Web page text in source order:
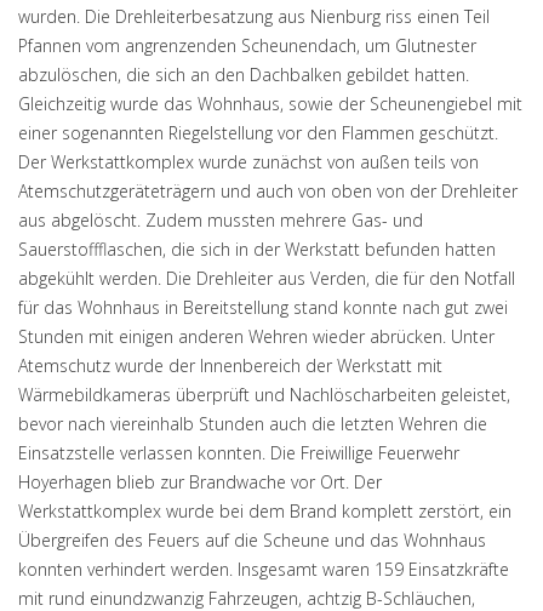
wurden. Die Drehleiterbesatzung aus Nienburg riss einen Teil
Pfannen vom angrenzenden Scheunendach, um Glutnester
abzulöschen, die sich an den Dachbalken gebildet hatten.
Gleichzeitig wurde das Wohnhaus, sowie der Scheunengiebel mit
einer sogenannten Riegelstellung vor den Flammen geschützt.
Der Werkstattkomplex wurde zunächst von außen teils von
Atemschutzgeräteträgern und auch von oben von der Drehleiter
aus abgelöscht. Zudem mussten mehrere Gas- und
Sauerstoffflaschen, die sich in der Werkstatt befunden hatten
abgekühlt werden. Die Drehleiter aus Verden, die für den Notfall
für das Wohnhaus in Bereitstellung stand konnte nach gut zwei
Stunden mit einigen anderen Wehren wieder abrücken. Unter
Atemschutz wurde der Innenbereich der Werkstatt mit
Wärmebildkameras überprüft und Nachlöscharbeiten geleistet,
bevor nach viereinhalb Stunden auch die letzten Wehren die
Einsatzstelle verlassen konnten. Die Freiwillige Feuerwehr
Hoyerhagen blieb zur Brandwache vor Ort. Der
Werkstattkomplex wurde bei dem Brand komplett zerstört, ein
Übergreifen des Feuers auf die Scheune und das Wohnhaus
konnten verhindert werden. Insgesamt waren 159 Einsatzkräfte
mit rund einundzwanzig Fahrzeugen, achtzig B-Schläuchen,